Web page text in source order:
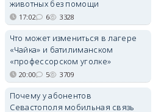
Энергетики, подчеркнул он,
делают практически
невозможное.
07/08/2026 10:13 3756
животных без помощи
17:02 6 3328
Что может измениться в лагере
«Чайка» и батилиманском
«профессорском уголке»
20:00 5 3709
Почему у абонентов
Севастополя мобильная связь